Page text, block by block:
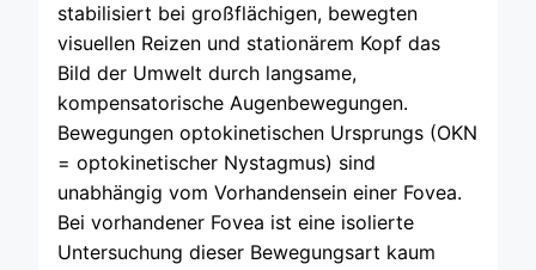
stabilisiert bei großflächigen, bewegten
visuellen Reizen und stationärem Kopf das
Bild der Umwelt durch langsame,
kompensatorische Augenbewegungen.
Bewegungen optokinetischen Ursprungs (OKN
= optokinetischer Nystagmus) sind
unabhängig vom Vorhandensein einer Fovea.
Bei vorhandener Fovea ist eine isolierte
Untersuchung dieser Bewegungsart kaum